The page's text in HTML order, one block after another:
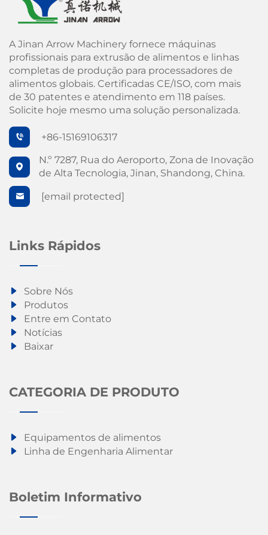
A Jinan Arrow Machinery fornece máquinas
profissionais para extrusão de alimentos e linhas
completas de produção para processadores de
alimentos globais. Certificadas CE/ISO, com mais
de 30 patentes e atendimento em 118 países.
Solicite hoje mesmo uma solução personalizada.
+86-15169106317
N.º 7287, Rua do Aeroporto, Zona de Inovação
de Alta Tecnologia, Jinan, Shandong, China.
[email protected]
Links Rápidos
Sobre Nós
Produtos
Entre em Contato
Notícias
Baixar
CATEGORIA DE PRODUTO
Equipamentos de alimentos
Linha de Engenharia Alimentar
Boletim Informativo